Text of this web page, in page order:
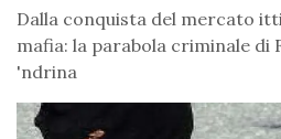
Dalla conquista del mercato
mafia: la parabola criminale di
'ndrina